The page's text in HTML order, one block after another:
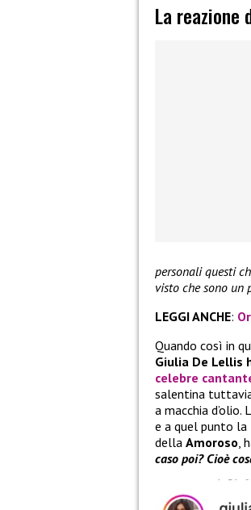
La reazione
personali questi
visto che sono un
LEGGI ANCHE:
Quando così in
Giulia De Lellis
celebre
salentina
a macchia
e a quel punto la
della Amoroso,
caso poi? Cioè